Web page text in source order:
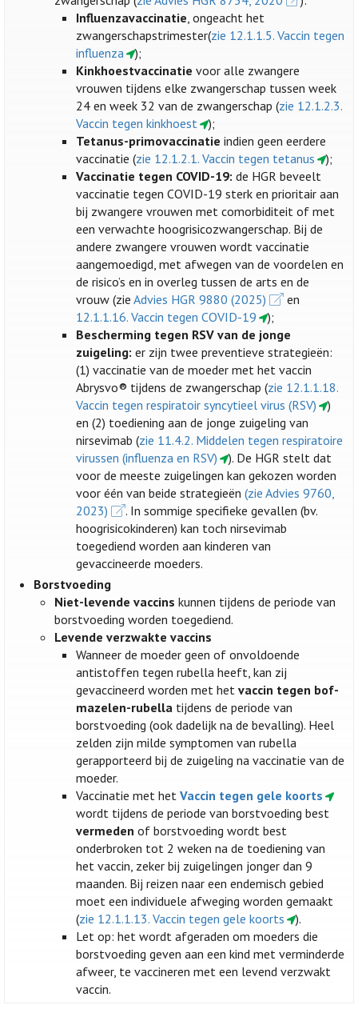
Influenzavaccinatie, ongeacht het
zwangerschapstrimester(zie 12.1.1.5. Vaccin tegen
influenza
);
Kinkhoestvaccinatie voor alle zwangere
vrouwen tijdens elke zwangerschap tussen week
24 en week 32 van de zwangerschap (zie 12.1.2.3.
Vaccin tegen kinkhoest
);
Tetanus-primovaccinatie indien geen eerdere
vaccinatie (zie 12.1.2.1. Vaccin tegen tetanus
);
Vaccinatie tegen COVID-19: de HGR beveelt
vaccinatie tegen COVID-19 sterk en prioritair aan
bij zwangere vrouwen met comorbiditeit of met
een verwachte hoogrisicozwangerschap. Bij de
andere zwangere vrouwen wordt vaccinatie
aangemoedigd, met afwegen van de voordelen en
de risico’s en in overleg tussen de arts en de
vrouw (zie Advies HGR 9880 (2025)
en
12.1.1.16. Vaccin tegen COVID-19
);
Bescherming tegen RSV van de jonge
zuigeling: er zijn twee preventieve strategieën:
(1) vaccinatie van de moeder met het vaccin
Abrysvo® tijdens de zwangerschap (zie 12.1.1.18.
Vaccin tegen respiratoir syncytieel virus (RSV)
)
en (2) toediening aan de jonge zuigeling van
nirsevimab (zie 11.4.2. Middelen tegen respiratoire
virussen (influenza en RSV)
). De HGR stelt dat
voor de meeste zuigelingen kan gekozen worden
voor één van beide strategieën (zie Advies 9760,
2023)
. In sommige specifieke gevallen (bv.
hoogrisicokinderen) kan toch nirsevimab
toegediend worden aan kinderen van
gevaccineerde moeders.
Borstvoeding
Niet-levende vaccins kunnen tijdens de periode van
borstvoeding worden toegediend.
Levende verzwakte vaccins
Wanneer de moeder geen of onvoldoende
antistoffen tegen rubella heeft, kan zij
gevaccineerd worden met het vaccin tegen bof-
mazelen-rubellatijdens de periode van
borstvoeding (ook dadelijk na de bevalling). Heel
zelden zijn milde symptomen van rubella
gerapporteerd bij de zuigeling na vaccinatie van de
moeder.
Vaccinatie met het Vaccin tegen gele koorts
wordt tijdens de periode van borstvoeding best
vermeden of borstvoeding wordt best
onderbroken tot 2 weken na de toediening van
het vaccin, zeker bij zuigelingen jonger dan 9
maanden. Bij reizen naar een endemisch gebied
moet een individuele afweging worden gemaakt
(zie 12.1.1.13. Vaccin tegen gele koorts
).
Let op: het wordt afgeraden om moeders die
borstvoeding geven aan een kind met verminderde
afweer, te vaccineren met een levend verzwakt
vaccin.